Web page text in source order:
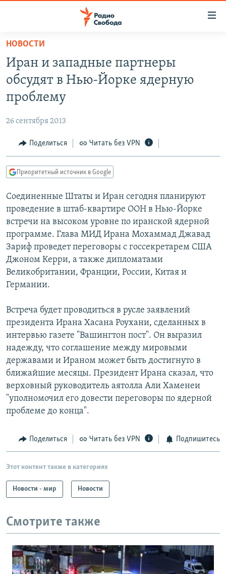
упрощенного
доступа
Вернуться
основному
Вернутся
Вернутся
поиску
ПОДКАСТЫ
АВТОРСКИЕ ПРОЕКТЫ
МНЕНИЯ
КУЛЬТУРА
КАВКАЗ.РЕАЛИИ
СЕВЕР.РЕАЛИИ
СИБИРЬ.РЕАЛИИ
РАСПИСАНИЕ ВЕЩАНИЯ
ПОДПИШИТЕСЬ НА РАССЫЛКУ
СОЦИАЛЬНЫЕ СЕТИ
Все сайты РСЕ/РС
НОВОСТИ
Иран и западные партнеры
обсудят в Нью-Йорке ядерную
проблему
26 сентября 2013
Поделиться Читать без VPN
Приоритетный источник в Google
Соединенные Штаты и Иран сегодня планируют
проведение в штаб-квартире ООН в Нью-Йорке
встречи на высоком уровне по иранской ядерной
программе. Глава МИД Ирана Мохаммад Джавад
Зариф проведет переговоры с госсекретарем США
Джоном Керри, а также дипломатами
Великобритании, Франции, России, Китая и
Германии.
Встреча будет проводиться в русле заявлений
президента Ирана Хасана Роухани, сделанных в
интервью газете "Вашингтон пост". Он выразил
надежду, что соглашение между мировыми
державами и Ираном может быть достигнуто в
ближайшие месяцы. Президент Ирана сказал, что
верховный руководитель аятолла Али Хаменеи
"уполномочил его довести переговоры по ядерной
проблеме до конца".
Поделиться Читать без VPN Подпишитесь
Этот контент также в категориях
Новости - мир Новости
Смотрите также